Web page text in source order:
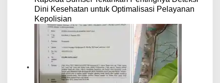
Dini Kesehatan untuk Optimalisasi Pelayanan
Kepolisian